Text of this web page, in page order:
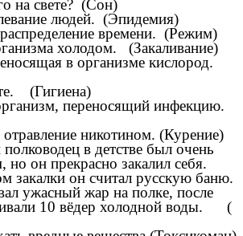
на свете? (Сон)
людей. (Эпидемия)
времени. (Режим)
холодом. (Закаливание)
в организме кислород.
(Гигиена)
переносящий инфекцию.
никотином. (Курение)
в детстве был очень
но он прекрасно закалил себя.
закалки он считал русскую баню.
ужасный жар на полке, после
10 вёдер холодной воды. (